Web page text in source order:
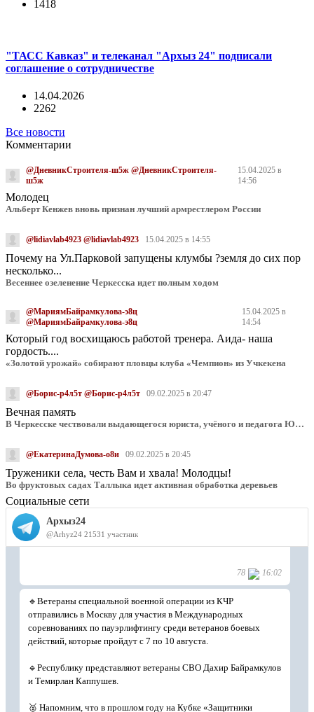
1418
"ТАСС Кавказ" и телеканал "Архыз 24" подписали
соглашение о сотрудничестве
14.04.2026
2262
Все новости
Комментарии
@ДневникСтроителя-ш5ж @ДневникСтроителя-
ш5ж
15.04.2025 в
14:56
Молодец
Альберт Кенжев вновь признан лучший армрестлером России
@lidiavlab4923 @lidiavlab4923 15.04.2025 в 14:55
Почему на Ул.Парковой запущены клумбы ?земля до сих пор
несколько...
Весеннее озеленение Черкесска идет полным ходом
@МариямБайрамкулова-э8ц
@МариямБайрамкулова-э8ц
15.04.2025 в
14:54
Который год восхищаюсь работой тренера. Аида- наша
гордость....
«Золотой урожай» собирают пловцы клуба «Чемпион» из Учкекена
@Борис-р4л5т @Борис-р4л5т 09.02.2025 в 20:47
Вечная память
В Черкесске чествовали выдающегося юриста, учёного и педагога Юрия Калмыкова
@ЕкатеринаДумова-о8и 09.02.2025 в 20:45
Труженики села, честь Вам и хвала! Молодцы!
Во фруктовых садах Таллыка идет активная обработка деревьев
Социальные сети